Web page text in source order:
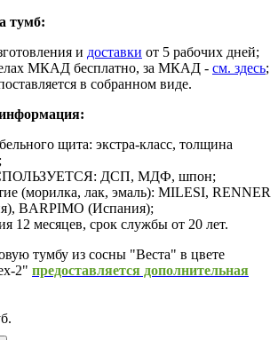
тумб:
и доставки от 5 рабочих дней;
МКАД бесплатно, за МКАД - см. здесь;
в собранном виде.
щита: экстра-класс, толщина
ДСП, МДФ, шпон;
(морилка, лак, эмаль): MILESI, RENNER
BARPIMO (Испания);
12 месяцев, срок службы от 20 лет.
тумбу из сосны "Веста" в цвете
2" предоставляется дополнительная